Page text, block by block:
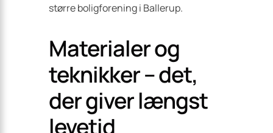
større boligforening i Ballerup.
Materialer og
teknikker – det,
der giver længst
levetid